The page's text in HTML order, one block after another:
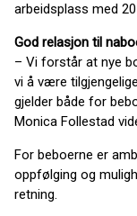
arbeidsplass med
God relasjon til
– Vi forstår at nye
vi å være
gjelder både for
Monica Follestad
For beboerne er
oppfølging og
retning.